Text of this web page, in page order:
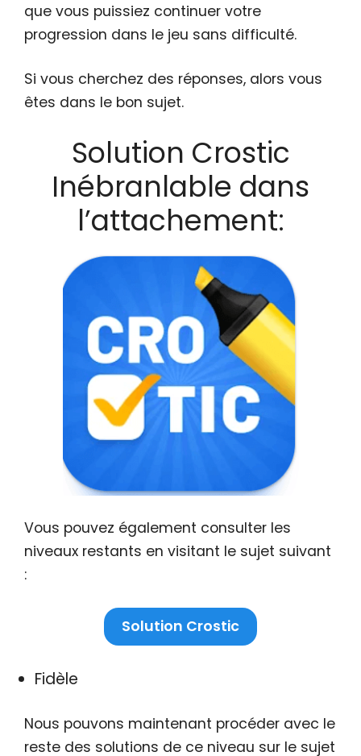
que vous puissiez continuer votre
progression dans le jeu sans difficulté.
Si vous cherchez des réponses, alors vous
êtes dans le bon sujet.
Solution Crostic
Inébranlable dans
l’attachement:
Vous pouvez également consulter les
niveaux restants en visitant le sujet suivant
:
Solution Crostic
Fidèle
Nous pouvons maintenant procéder avec le
reste des solutions de ce niveau sur le sujet